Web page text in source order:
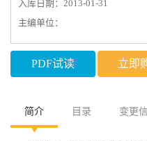
入库日期：2013-01-31
主编单位：
PDF试读 立即
简介 目录 变更